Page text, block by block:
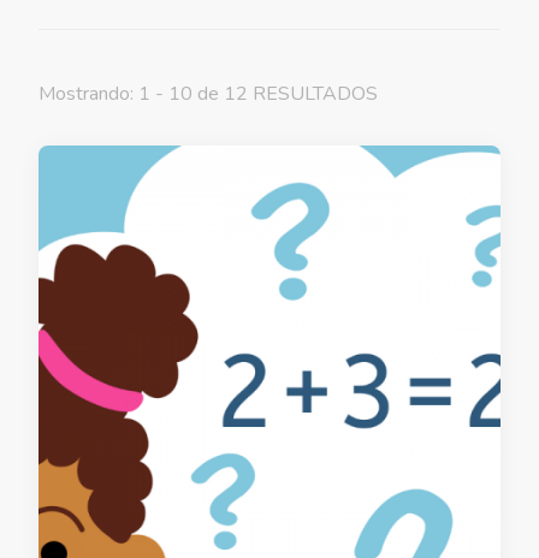
Mostrando: 1 - 10 de 12 RESULTADOS